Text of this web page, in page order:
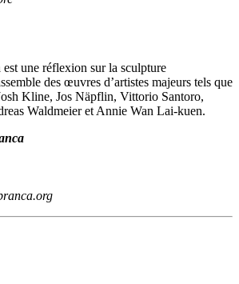
une réflexion sur la sculpture
des œuvres d’artistes majeurs tels que
Kline, Jos Näpflin, Vittorio Santoro,
Waldmeier et Annie Wan Lai-kuen.